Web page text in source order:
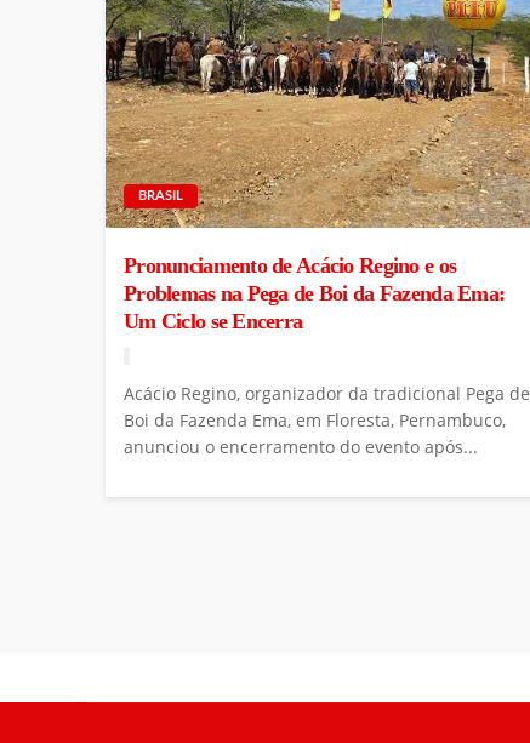
BRASIL
Pronunciamento de Acácio Regino e os
Problemas na Pega de Boi da Fazenda Ema:
Um Ciclo se Encerra
Acácio Regino, organizador da tradicional Pega de
Boi da Fazenda Ema, em Floresta, Pernambuco,
anunciou o encerramento do evento após...